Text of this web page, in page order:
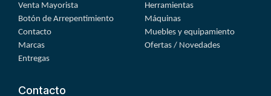
Venta Mayorista
Botón de Arrepentimiento
Contacto
Marcas
Entregas
Herramientas
Máquinas
Muebles y equipamiento
Ofertas / Novedades
Contacto